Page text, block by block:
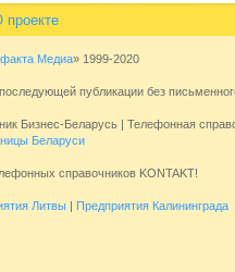
проекте
Медиа» 1999-2020
публикации без
Бизнес-Беларусь | Телефонная
Беларуси
справочников KONTAKT!
Литвы | Предприятия Калининграда